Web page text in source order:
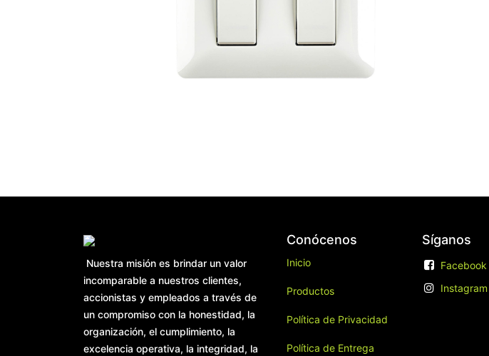
Nuestra misión es brindar un valor
incomparable a nuestros clientes,
accionistas y empleados a través de
un compromiso con la honestidad, la
organización, el cumplimiento, la
excelencia operativa, la integridad, la
Conócenos
Inicio
Productos
Política de Privacidad
Política de Entrega
Síganos
Facebook
Instagram